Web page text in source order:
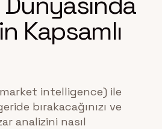
Kapsamlı
intelligence) ile
bırakacağınızı ve
analizini nasıl